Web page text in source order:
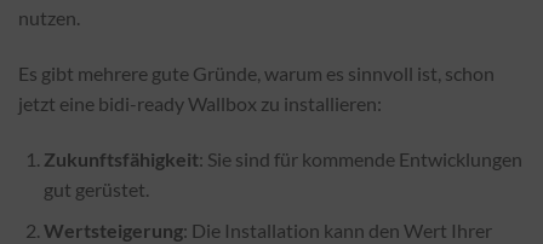
nutzen.
Es gibt mehrere gute Gründe, warum es sinnvoll ist, schon
jetzt eine bidi-ready Wallbox zu installieren:
Zukunftsfähigkeit: Sie sind für kommende Entwicklungen
gut gerüstet.
Wertsteigerung: Die Installation kann den Wert Ihrer